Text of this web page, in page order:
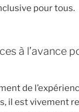
pour tous.
à l’avance
de
il est vivement